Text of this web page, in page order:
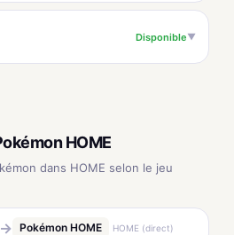
Disponible▼
HOME
dans HOME selon le jeu
→ Pokémon HOME HOME (direct)